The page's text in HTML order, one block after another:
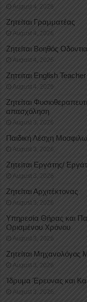
August 4, 2026
Ζητείται Γραμματέας
August 4, 2026
Ζητείται Βοηθός
August 4, 2026
Ζητείται English Teacher
August 4, 2026
Ζητείται
απασχόληση
August 3, 2026
Παιδική Λέσχη
August 3, 2026
Ζητείται Εργάτης/
August 3, 2026
Ζητείται Αρχιτέκτονας
August 3, 2026
Υπηρεσία Θήρας και
Oρισμένου Xρόνου
August 3, 2026
Ζητείται Μηχανολόγος
August 3, 2026
Ίδρυμα Έρευνας και
August 3, 2026